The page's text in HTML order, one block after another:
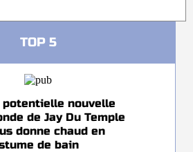
TOP 5
potentielle nouvelle
de Jay Du Temple
donne chaud en
de bain